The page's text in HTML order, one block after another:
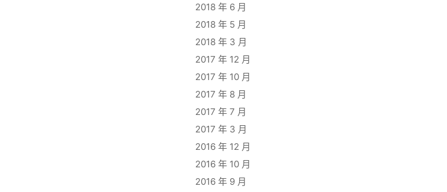
2018 年 6 月
2018 年 5 月
2018 年 3 月
2017 年 12 月
2017 年 10 月
2017 年 8 月
2017 年 7 月
2017 年 3 月
2016 年 12 月
2016 年 10 月
2016 年 9 月